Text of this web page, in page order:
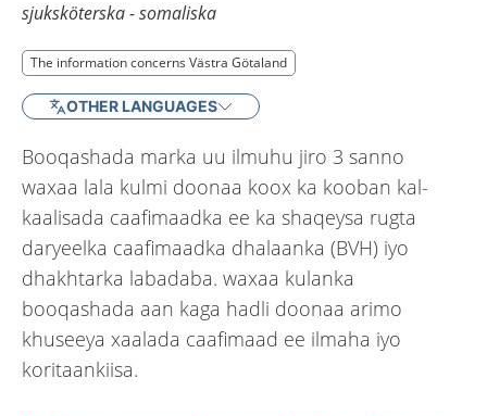
sjuksköterska - somaliska
The information concerns Västra Götaland
The information concerns Västra Götaland
OTHER LANGUAGES
Booqashada marka uu ilmuhu jiro 3 sanno
waxaa lala kulmi doonaa koox ka kooban kal-
kaalisada caafimaadka ee ka shaqeysa rugta
daryeelka caafimaadka dhalaanka (BVH) iyo
dhakhtarka labadaba. waxaa kulanka
booqashada aan kaga hadli doonaa arimo
khuseeya xaalada caafimaad ee ilmaha iyo
koritaankiisa.